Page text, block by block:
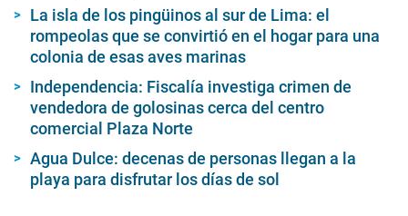
La isla de los pingüinos al sur de Lima: el
rompeolas que se convirtió en el hogar para una
colonia de esas aves marinas
Independencia: Fiscalía investiga crimen de
vendedora de golosinas cerca del centro
comercial Plaza Norte
Agua Dulce: decenas de personas llegan a la
playa para disfrutar los días de sol